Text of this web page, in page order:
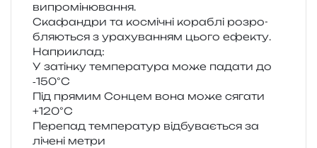
випромінювання.
Скафандри та космі­чні кора­блі роз­ро­
бля­ю­ться з ура­ху­ва­н­ням цього ефе­кту.
Наприклад:
У затін­ку тем­пе­ра­ту­ра може пада­ти до
‑150°C
Під пря­мим Сонцем вона може сяга­ти
+120°C
Перепад тем­пе­ра­тур від­бу­ва­є­ться за
ліче­ні метри